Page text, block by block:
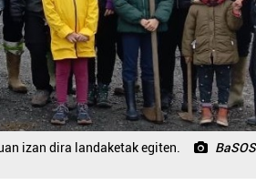
izan dira landaketak egiten.
BaSOS